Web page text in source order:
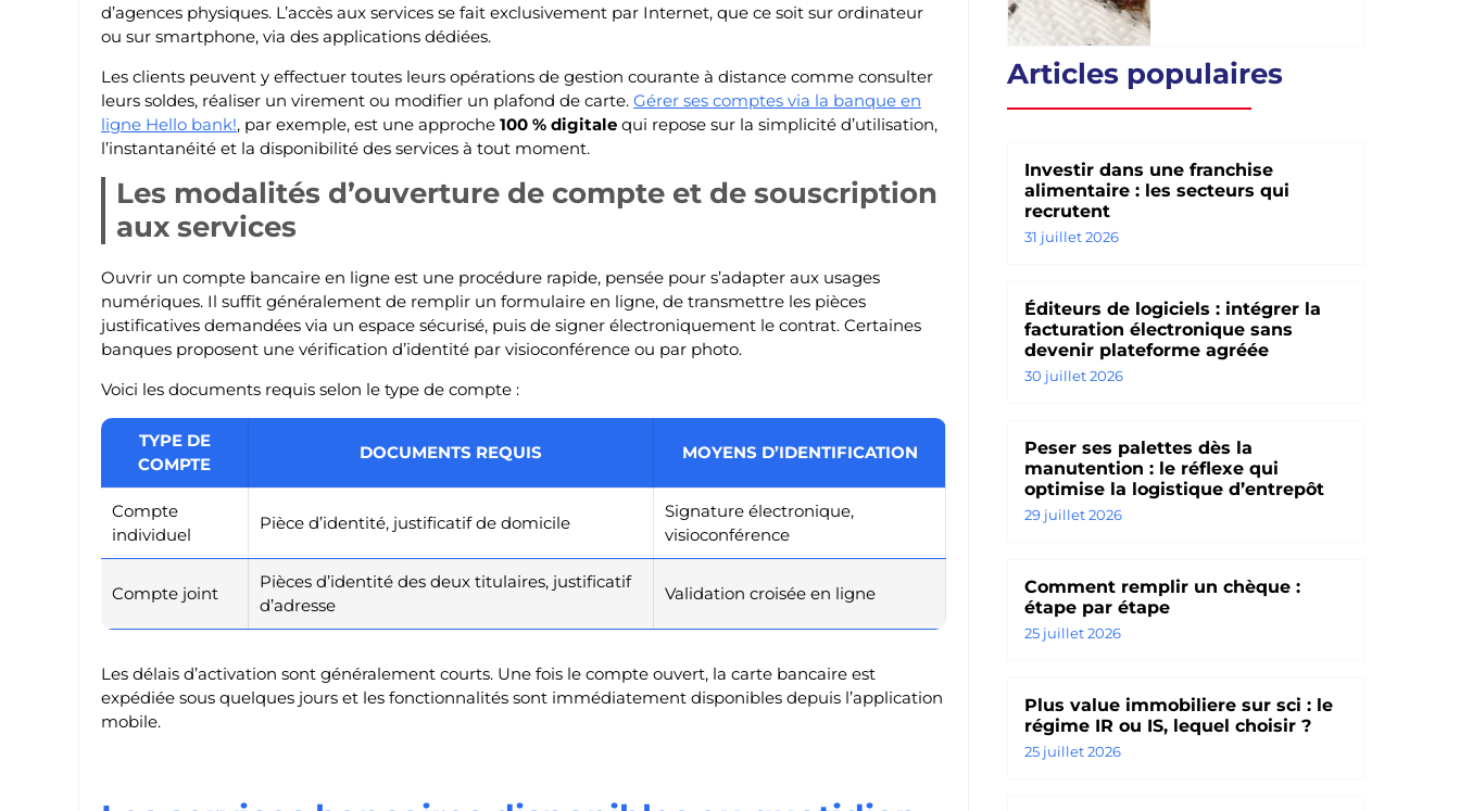
d’agences physiques. L’accès aux services se fait exclusivement par Internet, que ce soit sur ordinateur
ou sur smartphone, via des applications dédiées.
Les clients peuvent y effectuer toutes leurs opérations de gestion courante à distance comme consulter
leurs soldes, réaliser un virement ou modifier un plafond de carte. Gérer ses comptes via la banque en
ligne Hello bank!, par exemple, est une approche 100 % digitale qui repose sur la simplicité d’utilisation,
l’instantanéité et la disponibilité des services à tout moment.
Les modalités d’ouverture de compte et de souscription
aux services
Ouvrir un compte bancaire en ligne est une procédure rapide, pensée pour s’adapter aux usages
numériques. Il suffit généralement de remplir un formulaire en ligne, de transmettre les pièces
justificatives demandées via un espace sécurisé, puis de signer électroniquement le contrat. Certaines
banques proposent une vérification d’identité par visioconférence ou par photo.
Voici les documents requis selon le type de compte :
TYPE DE
COMPTE
DOCUMENTS REQUIS MOYENS D’IDENTIFICATION
Compte
individuel
Pièce d’identité, justificatif de domicile
Signature électronique,
visioconférence
Compte joint
Pièces d’identité des deux titulaires, justificatif
d’adresse
Validation croisée en ligne
Les délais d’activation sont généralement courts. Une fois le compte ouvert, la carte bancaire est
expédiée sous quelques jours et les fonctionnalités sont immédiatement disponibles depuis l’application
mobile.
Articles populaires
Investir dans une franchise
alimentaire : les secteurs qui
recrutent
31 juillet 2026
Éditeurs de logiciels : intégrer la
facturation électronique sans
devenir plateforme agréée
30 juillet 2026
Peser ses palettes dès la
manutention : le réflexe qui
optimise la logistique d’entrepôt
29 juillet 2026
Comment remplir un chèque :
étape par étape
25 juillet 2026
Plus value immobiliere sur sci : le
régime IR ou IS, lequel choisir ?
25 juillet 2026